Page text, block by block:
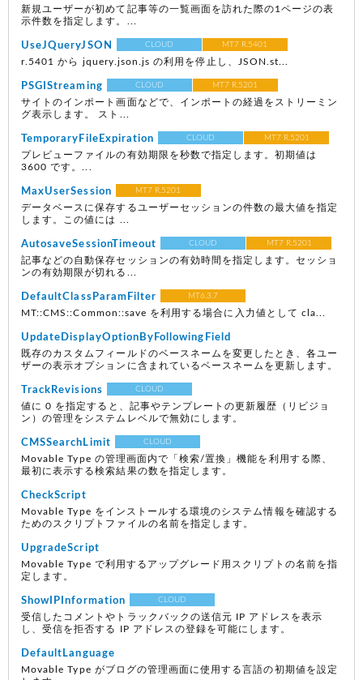
新規ユーザーが初めて記事等の一覧画面を訪れた際の1ページの表
示件数を指定します。...
UseJQueryJSON CLOUD MT7 R.5401
r.5401 から jquery.json.js の利用を停止し、JSON.st...
PSGIStreaming CLOUD MT7 R.5201
サイトのインポート画面などで、インポートの経過をストリーミン
グ表示します。 スト...
TemporaryFileExpiration CLOUD MT7 R.5201
プレビューファイルの有効期限を秒数で指定します。初期値は
3600 です。...
MaxUserSession MT7 R.5201
データベースに保存するユーザーセッションの件数の最大値を指定
します。この値には ...
AutosaveSessionTimeout CLOUD MT7 R.5201
記事などの自動保存セッションの有効時間を指定します。セッショ
ンの有効期限が切れる...
DefaultClassParamFilter MT6.3.7
MT::CMS::Common::save を利用する場合に入力値として cla...
UpdateDisplayOptionByFollowingField
既存のカスタムフィールドのベースネームを変更したとき、各ユー
ザーの表示オプションに含まれているベースネームを更新します。
TrackRevisions CLOUD
値に 0 を指定すると、記事やテンプレートの更新履歴（リビジョ
ン）の管理をシステムレベルで無効にします。
CMSSearchLimit CLOUD
Movable Type の管理画面内で「検索/置換」機能を利用する際、
最初に表示する検索結果の数を指定します。
CheckScript
Movable Type をインストールする環境のシステム情報を確認する
ためのスクリプトファイルの名前を指定します。
UpgradeScript
Movable Type で利用するアップグレード用スクリプトの名前を指
定します。
ShowIPInformation CLOUD
受信したコメントやトラックバックの送信元 IP アドレスを表示
し、受信を拒否する IP アドレスの登録を可能にします。
DefaultLanguage
Movable Type がブログの管理画面に使用する言語の初期値を設定